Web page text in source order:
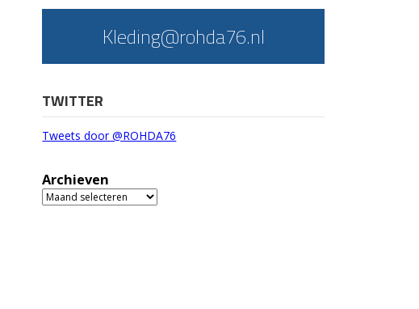
Kleding@rohda76.nl
TWITTER
Tweets door @ROHDA76
Archieven
Archieven